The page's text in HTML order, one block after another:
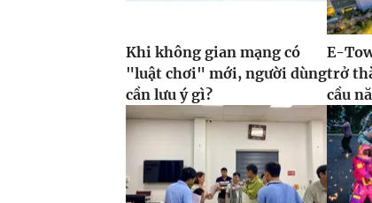
Khi không gian mạng có
"luật chơi" mới, người dùng
cần lưu ý gì?
E-
trở
cầu